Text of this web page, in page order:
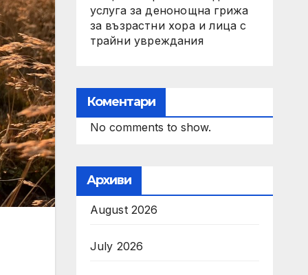
услуга за денонощна грижа
за възрастни хора и лица с
трайни увреждания
Коментари
No comments to show.
Архиви
August 2026
July 2026